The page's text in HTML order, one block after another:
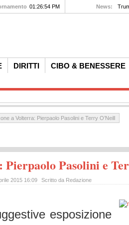
DIRITTI
CIBO & BENESSERE
01:26:54 PM News:
a Volterra: Pierpaolo Pasolini e Terry O’Neill
Pasolini e
2015 16:09 Scritto da Redazione
esposizione